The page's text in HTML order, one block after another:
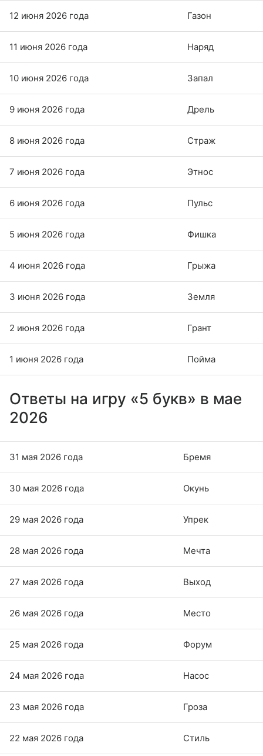
12 июня 2026 года Газон
11 июня 2026 года Наряд
10 июня 2026 года Запал
9 июня 2026 года Дрель
8 июня 2026 года Страж
7 июня 2026 года Этнос
6 июня 2026 года Пульс
5 июня 2026 года Фишка
4 июня 2026 года Грыжа
3 июня 2026 года Земля
2 июня 2026 года Грант
1 июня 2026 года Пойма
Ответы на игру «5 букв» в мае
2026
31 мая 2026 года Бремя
30 мая 2026 года Окунь
29 мая 2026 года Упрек
28 мая 2026 года Мечта
27 мая 2026 года Выход
26 мая 2026 года Место
25 мая 2026 года Форум
24 мая 2026 года Насос
23 мая 2026 года Гроза
22 мая 2026 года Стиль